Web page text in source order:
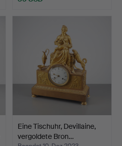
Eine Tischuhr, Devillaine,
vergoldete Bron…